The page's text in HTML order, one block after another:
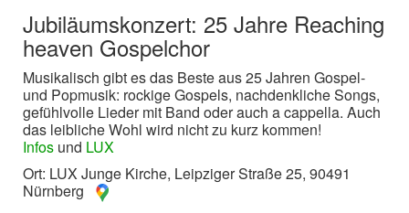
Jubiläumskonzert: 25 Jahre Reaching
heaven Gospelchor
Musikalisch gibt es das Beste aus 25 Jahren Gospel-
und Popmusik: rockige Gospels, nachdenkliche Songs,
gefühlvolle Lieder mit Band oder auch a cappella. Auch
das leibliche Wohl wird nicht zu kurz kommen!
Infos und LUX
Ort: LUX Junge Kirche, Leipziger Straße 25, 90491
Nürnberg